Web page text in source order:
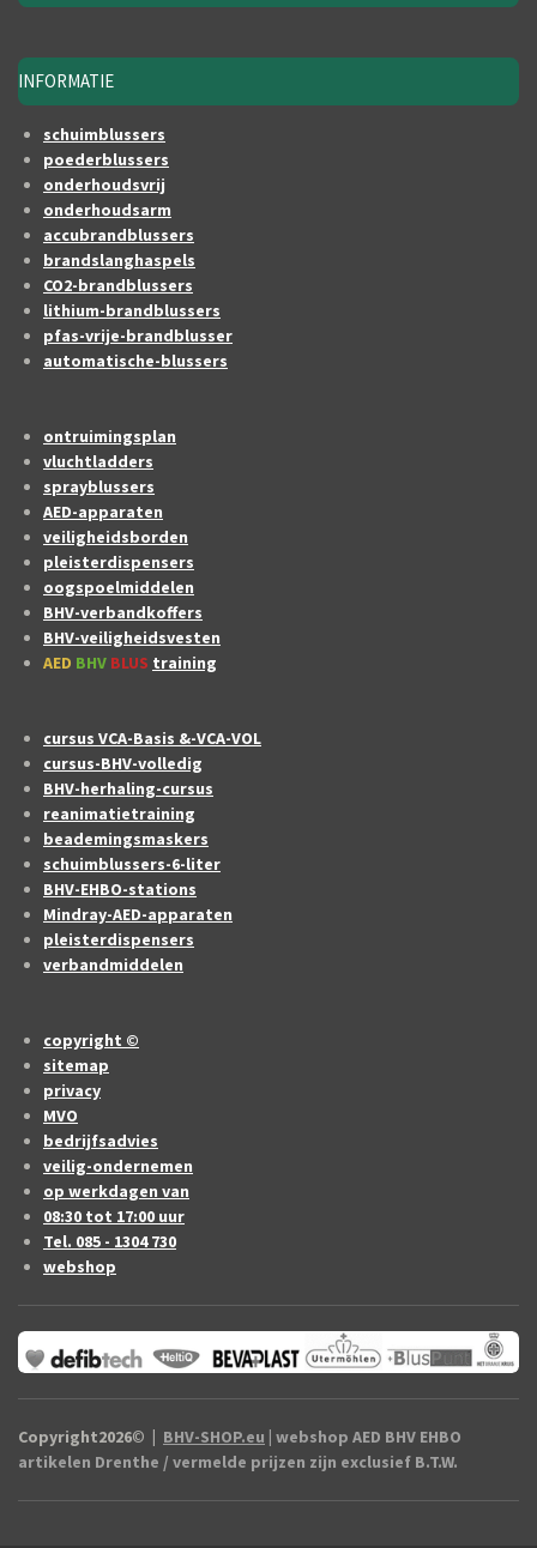
INFORMATIE
schuimblussers
poederblussers
onderhoudsvrij
onderhoudsarm
accubrandblussers
brandslanghaspels
CO2-brandblussers
lithium-brandblussers
pfas-vrije-brandblusser
automatische-blussers
ontruimingsplan
vluchtladders
sprayblussers
AED-apparaten
veiligheidsborden
pleisterdispensers
oogspoelmiddelen
BHV-verbandkoffers
BHV-veiligheidsvesten
AED BHV BLUS training
cursus VCA-Basis &-VCA-VOL
cursus-BHV-volledig
BHV-herhaling-cursus
reanimatietraining
beademingsmaskers
schuimblussers-6-liter
BHV-EHBO-stations
Mindray-AED-apparaten
pleisterdispensers
verbandmiddelen
copyright ©
sitemap
privacy
MVO
bedrijfsadvies
veilig-ondernemen
op werkdagen van
08:30 tot 17:00 uur
Tel. 085 - 1304 730
webshop
Copyright2026© | BHV-SHOP.eu | webshop AED BHV EHBO
artikelen Drenthe / vermelde prijzen zijn exclusief B.T.W.